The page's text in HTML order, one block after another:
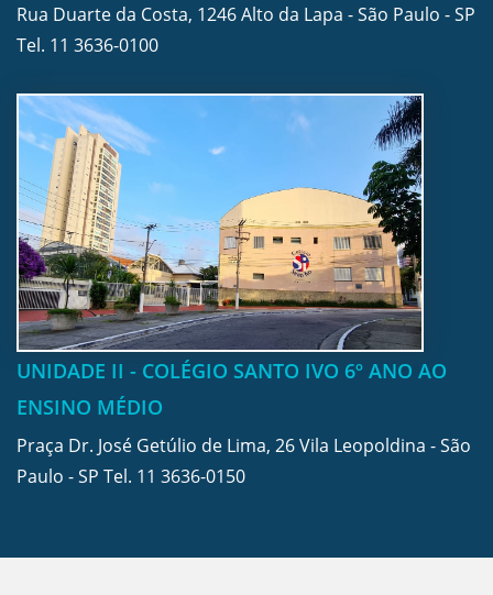
Rua Duarte da Costa, 1246 Alto da Lapa - São Paulo - SP
Tel. 11 3636-0100
UNIDADE II - COLÉGIO SANTO IVO 6º ANO AO
ENSINO MÉDIO
Praça Dr. José Getúlio de Lima, 26 Vila Leopoldina - São
Paulo - SP Tel. 11 3636-0150